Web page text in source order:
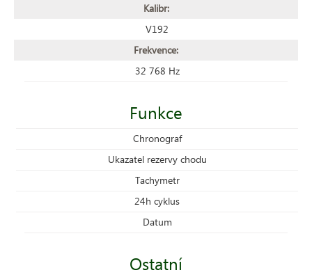
Kalibr:
V192
Frekvence:
32 768 Hz
Funkce
Chronograf
Ukazatel rezervy chodu
Tachymetr
24h cyklus
Datum
Ostatní